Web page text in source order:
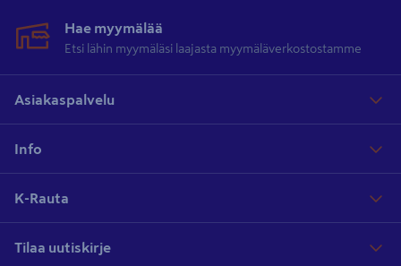
Hae myymälää
Etsi lähin myymäläsi laajasta myymäläverkostostamme
Asiakaspalvelu
Info
K-Rauta
Tilaa uutiskirje